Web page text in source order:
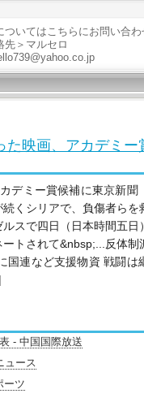
ついてはこちらにお問い合わ
先＞マルセロ
た映画、アカデミー
デミー賞候補に東京新聞
くシリアで、負傷者らを
スで四日（日本時間五日
トされて&nbsp;...反体制
国連など支援物資 戦闘は
- 中国国際放送
ュース
ーツ